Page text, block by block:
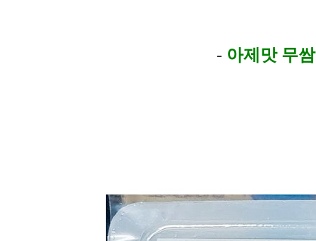
- 아제맛 무